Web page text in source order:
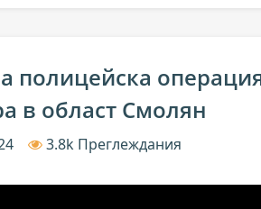
полицейска
в област Смолян
3.8k Преглеждания